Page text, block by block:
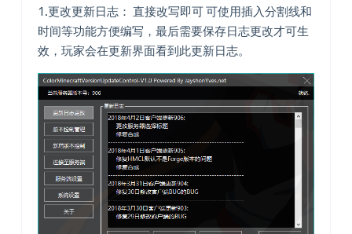
1.更改更新日志： 直接改写即可 可使用插入分割线和
时间等功能方便编写，最后需要保存日志更改才可生
效，玩家会在更新界面看到此更新日志。